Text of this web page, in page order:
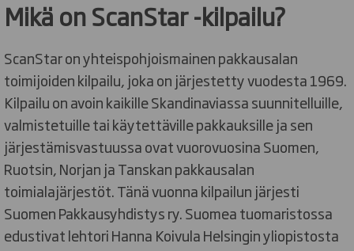
Mikä on ScanStar -kilpailu?
ScanStar on yhteispohjoismainen pakkausalan
toimijoiden kilpailu, joka on järjestetty vuodesta 1969.
Kilpailu on avoin kaikille Skandinaviassa suunnitelluille,
valmistetuille tai käytettäville pakkauksille ja sen
järjestämisvastuussa ovat vuorovuosina Suomen,
Ruotsin, Norjan ja Tanskan pakkausalan
toimialajärjestöt. Tänä vuonna kilpailun järjesti
Suomen Pakkausyhdistys ry. Suomea tuomaristossa
edustivat lehtori Hanna Koivula Helsingin yliopistosta